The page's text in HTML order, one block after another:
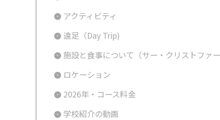
アクティビティ
遠足（Day Trip)
施設と食事について（サー・クリストファ
ロケーション
2026年・コース料金
学校紹介の動画